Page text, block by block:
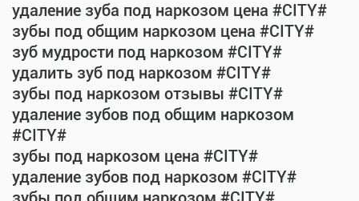
удаление зуба под наркозом цена #CITY#
зубы под общим наркозом цена #CITY#
зуб мудрости под наркозом #CITY#
удалить зуб под наркозом #CITY#
зубы под наркозом отзывы #CITY#
удаление зубов под общим наркозом
#CITY#
зубы под наркозом цена #CITY#
удаление зубов под наркозом #CITY#